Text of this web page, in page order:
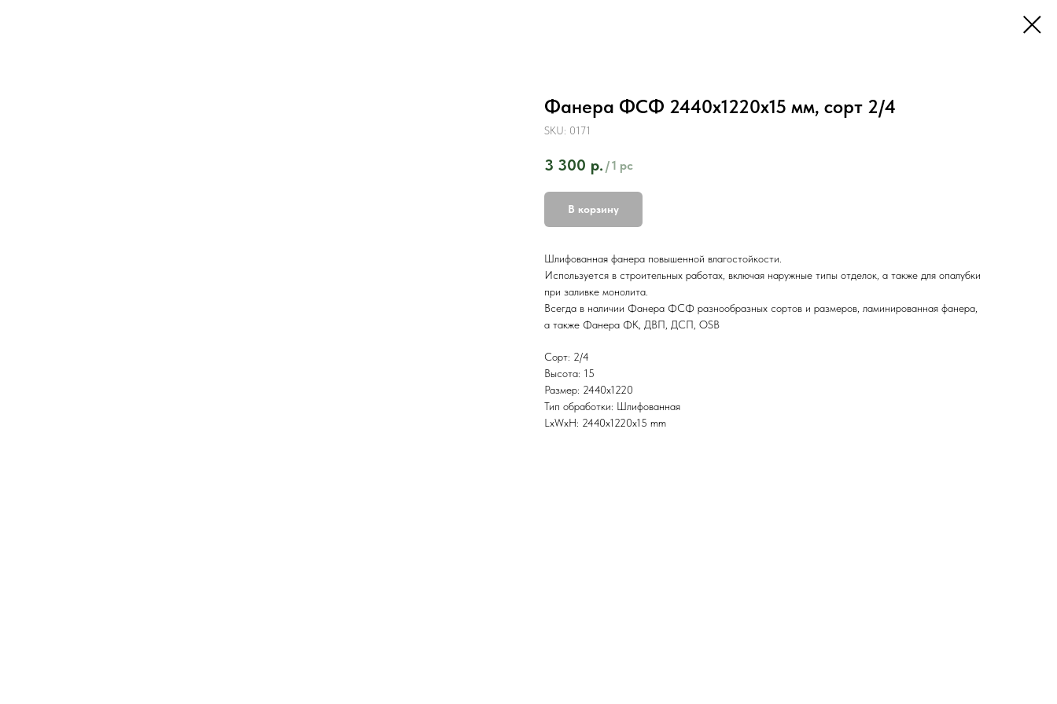
Фанера ФСФ 2440х1220х15 мм, сорт 2/4
SKU: 0171
3 300 р. /1 pc
В корзину
Шлифованная фанера повышенной влагостойкости.
Используется в строительных работах, включая наружные типы отделок, а также для опалубки
при заливке монолита.
Всегда в наличии Фанера ФСФ разнообразных сортов и размеров, ламинированная фанера,
а также Фанера ФК, ДВП, ДСП, OSB
Сорт: 2/4
Высота: 15
Размер: 2440х1220
Тип обработки: Шлифованная
LxWxH: 2440x1220x15 mm